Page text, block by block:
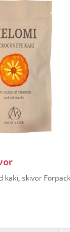
kaki, skivor